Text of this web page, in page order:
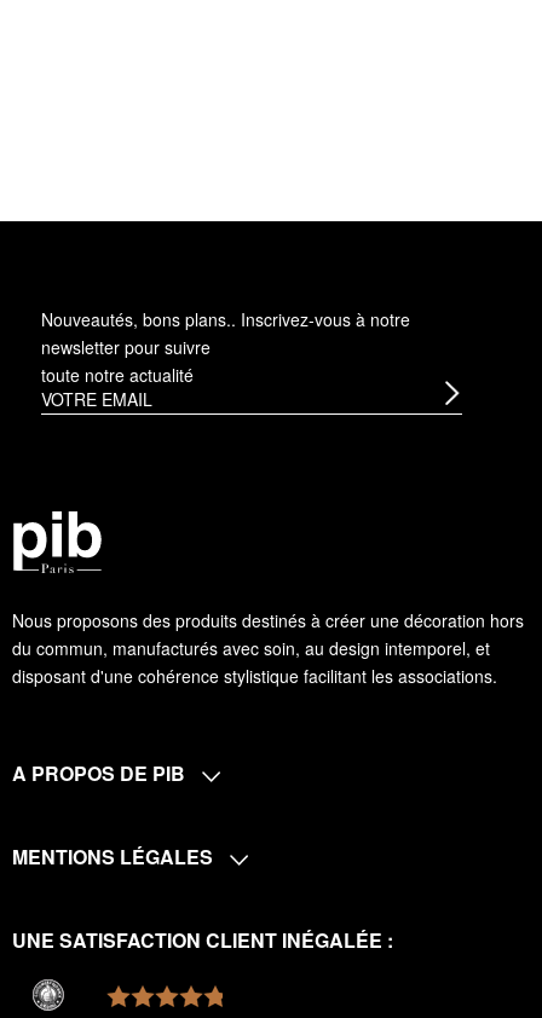
Nous proposons des produits destinés à créer une décoration hors
du commun, manufacturés avec soin, au design intemporel, et
disposant d'une cohérence stylistique facilitant les associations.
Nouveautés, bons plans.. Inscrivez-vous à notre
newsletter pour suivre
toute notre actualité
A PROPOS DE PIB
MENTIONS LÉGALES
UNE SATISFACTION CLIENT INÉGALÉE :